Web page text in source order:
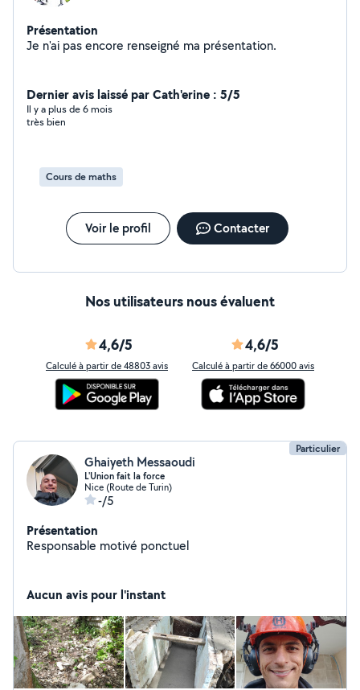
Présentation
Je n'ai pas encore renseigné ma présentation.
Dernier avis laissé par Cath'erine : 5/5
Il y a plus de 6 mois
très bien
Cours de maths
Voir le profil Contacter
Nos utilisateurs nous évaluent
4,6/5
Calculé à partir de 48803 avis
4,6/5
Calculé à partir de 66000 avis
Particulier
Ghaiyeth Messaoudi
L'Union fait la force
Nice (Route de Turin)
-/5
Présentation
Responsable motivé ponctuel
Aucun avis pour l'instant